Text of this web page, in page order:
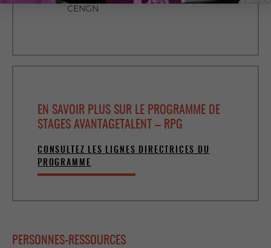
CENGN
EN SAVOIR PLUS SUR LE PROGRAMME DE
STAGES AVANTAGETALENT – RPG
CONSULTEZ LES LIGNES DIRECTRICES DU
PROGRAMME
PERSONNES-RESSOURCES